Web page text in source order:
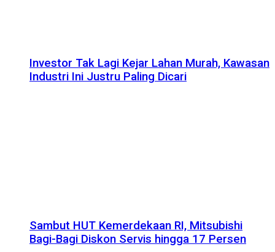
Investor Tak Lagi Kejar Lahan Murah, Kawasan
Industri Ini Justru Paling Dicari
Sambut HUT Kemerdekaan RI, Mitsubishi
Bagi-Bagi Diskon Servis hingga 17 Persen